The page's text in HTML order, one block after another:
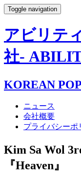
Toggle navigation
アビリテ
社-
KOREAN
ニュース
会社概要
プライバシーポ
Kim Sa Wol
『Heaven』